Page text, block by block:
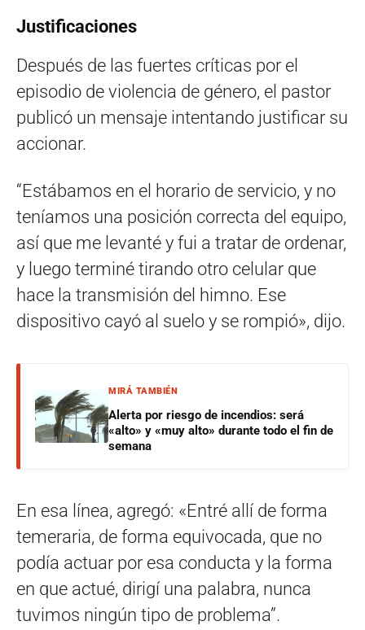
Justificaciones
Después de las fuertes críticas por el
episodio de violencia de género, el pastor
publicó un mensaje intentando justificar su
accionar.
“Estábamos en el horario de servicio, y no
teníamos una posición correcta del equipo,
así que me levanté y fui a tratar de ordenar,
y luego terminé tirando otro celular que
hace la transmisión del himno. Ese
dispositivo cayó al suelo y se rompió», dijo.
MIRÁ TAMBIÉN
Alerta por riesgo de incendios: será
«alto» y «muy alto» durante todo el fin de
semana
En esa línea, agregó: «Entré allí de forma
temeraria, de forma equivocada, que no
podía actuar por esa conducta y la forma
en que actué, dirigí una palabra, nunca
tuvimos ningún tipo de problema”.